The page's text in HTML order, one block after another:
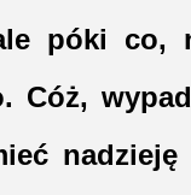
póki co,
Cóż,
nadzieję